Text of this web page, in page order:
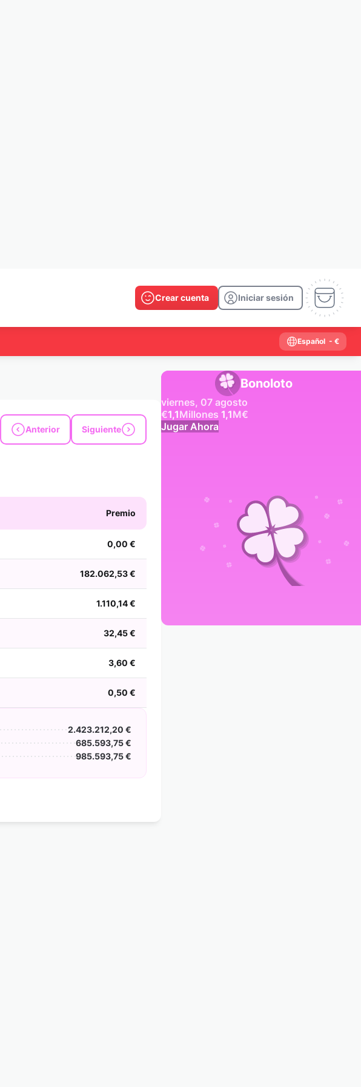
Crear cuenta Iniciar sesión
Español - €
Anterior Siguiente
Premio
0,00 €
182.062,53 €
1.110,14 €
32,45 €
3,60 €
0,50 €
2.423.212,20 €
685.593,75 €
985.593,75 €
Bonoloto
viernes, 07 agosto
€1,1Millones 1,1M€
Jugar Ahora
2023 2022
2021
2018 2017 2016
2013 2012 2011 2010
2009
2006 2005 2004 2003
2001 2000 1999 1998 1997
1994 1993 1992